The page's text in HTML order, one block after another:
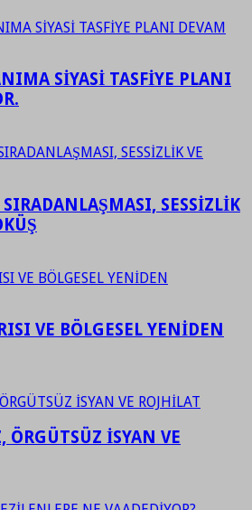
SİYASİ TASFİYE PLANI
SESSİZLİK
VE BÖLGESEL YENİDEN
ÖRGÜTSÜZ İSYAN VE